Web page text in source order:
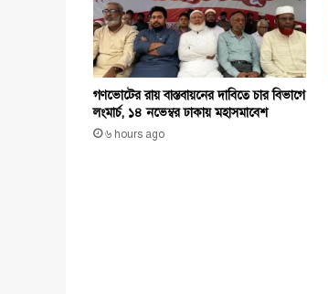
গণভোটের রায় বাস্তবায়নের দাবিতে চার বিভাগে
লংমার্চ, ১৪ নভেম্বর ঢাকায় মহাসমাবেশ
৬ hours ago